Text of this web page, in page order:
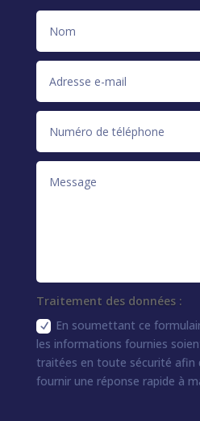
Traitement des données :
En soumettant ce
les informations fournies
traitées en toute sécurité afin
fournir une réponse rapide à